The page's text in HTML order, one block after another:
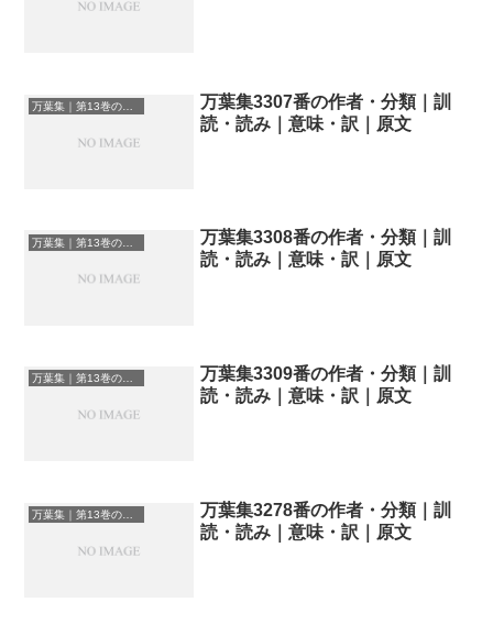
万葉集｜第13巻の和歌一覧
万葉集3307番の作者・分類｜訓
読・読み｜意味・訳｜原文
万葉集｜第13巻の和歌一覧
万葉集3308番の作者・分類｜訓
読・読み｜意味・訳｜原文
万葉集｜第13巻の和歌一覧
万葉集3309番の作者・分類｜訓
読・読み｜意味・訳｜原文
万葉集｜第13巻の和歌一覧
万葉集3278番の作者・分類｜訓
読・読み｜意味・訳｜原文